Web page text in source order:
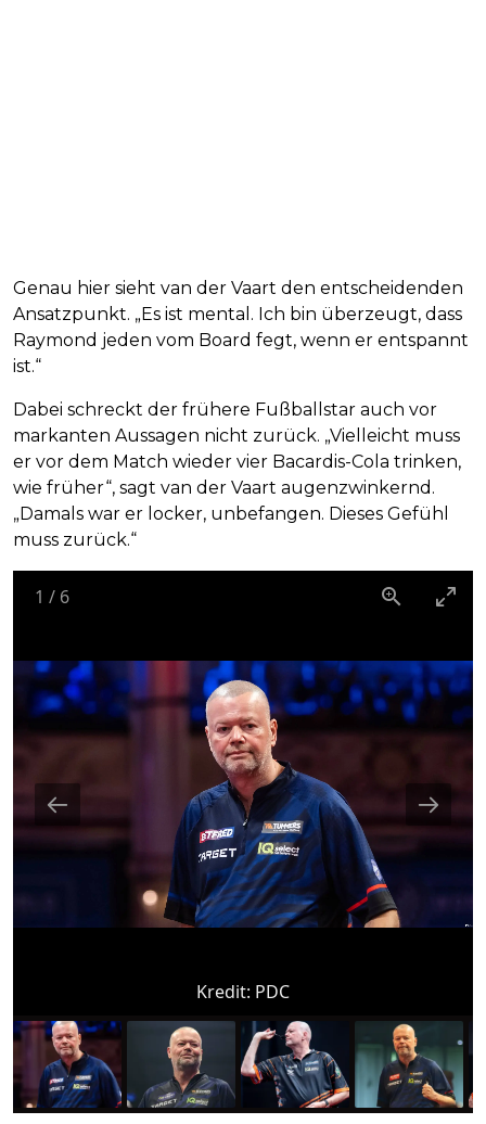
Genau hier sieht van der Vaart den entscheidenden
Ansatzpunkt. „Es ist mental. Ich bin überzeugt, dass
Raymond jeden vom Board fegt, wenn er entspannt
ist.“
Dabei schreckt der frühere Fußballstar auch vor
markanten Aussagen nicht zurück. „Vielleicht muss
er vor dem Match wieder vier Bacardis-Cola trinken,
wie früher“, sagt van der Vaart augenzwinkernd.
„Damals war er locker, unbefangen. Dieses Gefühl
muss zurück.“
1 / 6
Kredit: PDC